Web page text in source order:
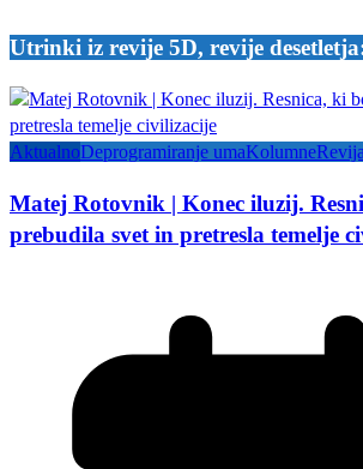
Utrinki iz revije 5D, revije
AktualnoDeprogramiranje umaKolumne
Matej Rotovnik | Konec iluzij.
prebudila svet in pretresla temelje